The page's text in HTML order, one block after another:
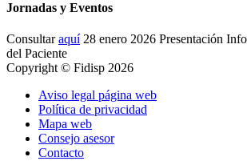
Jornadas y Eventos
Consultaraquí28 enero 2026 Presentación
del Paciente
Copyright © Fidisp 2026
Aviso legal página web
Política de privacidad
Mapa web
Consejo asesor
Contacto